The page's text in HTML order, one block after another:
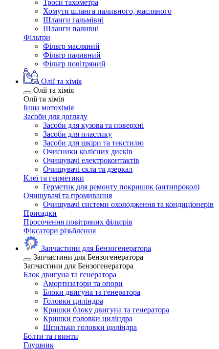
Троси тахометра
Хомути шланга паливного, масляного
Шланги гальмівні
Шланги паливні
Фільтри
Фільтр масляний
Фільтр паливний
Фільтр повітряний
Олії та хімія
Олії та хімія
Олії та хімія
Інша мотохімія
Засоби для догляду
Засоби для кузова та поверхні
Засоби для пластику
Засоби для шкіри та текстилю
Очисники колісних дисків
Очищувачі електроконтактів
Очищувачі скла та дзеркал
Клеї та герметики
Герметик для ремонту покришок (антипрокол)
Очищувачі та промивання
Очищувачі системи охолодження та кондиціонерів
Присадки
Просочення повітряних фільтрів
Фіксатори різьблення
Запчастини для Бензогенератора
Запчастини для Бензогенератора
Запчастини для Бензогенератора
Блок двигуна та генератора
Амортизатори та опори
Блоки двигуна та генератора
Головки циліндра
Кришки блоку двигуна та генератора
Кришки головки циліндра
Шпильки головки циліндра
Болти та гвинти
Глушник